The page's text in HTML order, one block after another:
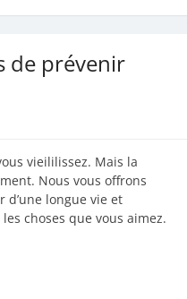
de prévenir
vieililissez. Mais la
Nous vous offrons
d’une longue vie et
choses que vous aimez.